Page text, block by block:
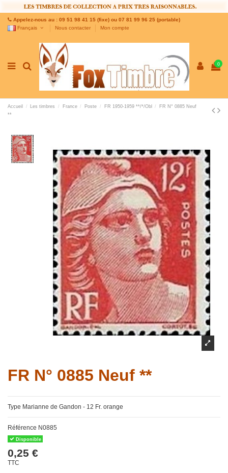
Appelez-nous au : 09 51 98 41 15 (fixe) ou 07 81 99 96 25 (portable)
Français
Nous contacter Mon compte
0
Accueil Les timbres France Poste FR 1950-1959 **/*/Obl
FR N° 0885 Neuf
**
FR N° 0885 Neuf **
Type Marianne de Gandon - 12 Fr. orange
Référence N0885
Disponible
0,25 €
TTC